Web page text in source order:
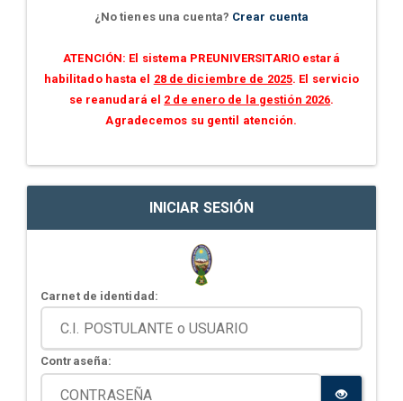
¿No tienes una cuenta? Crear cuenta
ATENCIÓN: El sistema PREUNIVERSITARIO estará
habilitado hasta el 28 de diciembre de 2025. El servicio
se reanudará el 2 de enero de la gestión 2026.
Agradecemos su gentil atención.
INICIAR SESIÓN
Carnet de identidad:
Contraseña: